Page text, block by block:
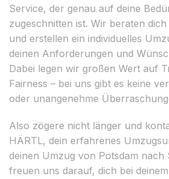
Service, der genau auf deine
zugeschnitten ist. Wir beraten
und erstellen ein individuelles
deinen Anforderungen und
Dabei legen wir großen Wert auf
Fairness – bei uns gibt es keine
oder unangenehme
Also zögere nicht länger und
HÄRTL, dein erfahrenes
deinen Umzug von Potsdam nach
freuen uns darauf, dich bei